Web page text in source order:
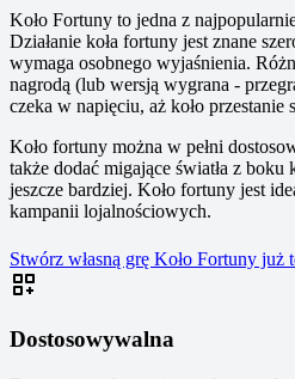
Koło Fortuny to jedna z
Działanie koła fortuny jest znane
wymaga osobnego wyjaśnienia.
nagrodą (lub wersją wygrana -
czeka w napięciu, aż koło przestanie
Koło fortuny można w pełni
także dodać migające światła z boku
jeszcze bardziej. Koło fortuny jest
kampanii lojalnościowych.
Stwórz własną grę Koło Fortuny już
Dostosowywalna